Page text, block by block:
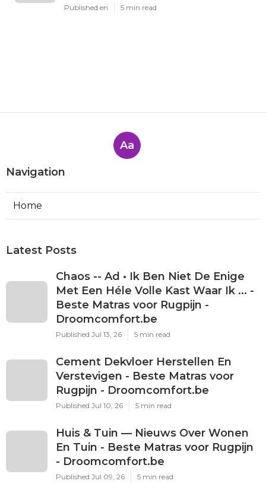
Published en 5 min read
Aa
Navigation
Home
Latest Posts
Chaos -- Ad • Ik Ben Niet De Enige
Met Een Héle Volle Kast Waar Ik ... -
Beste Matras voor Rugpijn -
Droomcomfort.be
Published Jul 13, 26 5 min read
Cement Dekvloer Herstellen En
Verstevigen - Beste Matras voor
Rugpijn - Droomcomfort.be
Published Jul 10, 26 5 min read
Huis & Tuin — Nieuws Over Wonen
En Tuin - Beste Matras voor Rugpijn
- Droomcomfort.be
Published Jul 09, 26 5 min read